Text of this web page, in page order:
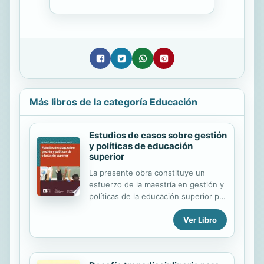
Más libros de la categoría Educación
Estudios de casos sobre gestión
y políticas de educación
superior
La presente obra constituye un
esfuerzo de la maestría en gestión y
políticas de la educación superior por
crear un medio de difusión de los
productos de investigación logrados
por los estudiantes y sus
presentados son resultados de las
Ver Libro